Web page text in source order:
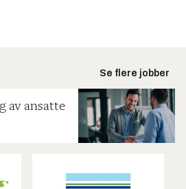
Se flere jobber
av ansatte